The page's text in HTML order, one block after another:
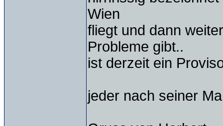
Wien
fliegt und dann
Probleme gibt..
ist derzeit ein
jeder nach seiner